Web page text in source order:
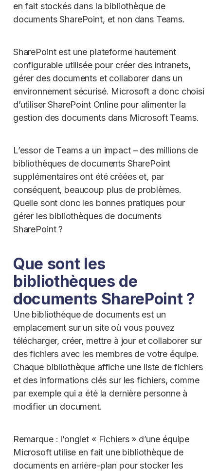
en fait stockés dans la bibliothèque de
documents SharePoint, et non dans Teams.
SharePoint est une plateforme hautement
configurable utilisée pour créer des intranets,
gérer des documents et collaborer dans un
environnement sécurisé. Microsoft a donc choisi
d’utiliser SharePoint Online pour alimenter la
gestion des documents dans Microsoft Teams.
L’essor de Teams a un impact – des millions de
bibliothèques de documents SharePoint
supplémentaires ont été créées et, par
conséquent, beaucoup plus de problèmes.
Quelle sont donc les bonnes pratiques pour
gérer les bibliothèques de documents
SharePoint ?
Que sont les
bibliothèques de
documents SharePoint ?
Une bibliothèque de documents est un
emplacement sur un site où vous pouvez
télécharger, créer, mettre à jour et collaborer sur
des fichiers avec les membres de votre équipe.
Chaque bibliothèque affiche une liste de fichiers
et des informations clés sur les fichiers, comme
par exemple qui a été la dernière personne à
modifier un document.
Remarque : l’onglet « Fichiers » d’une équipe
Microsoft utilise en fait une bibliothèque de
documents en arrière-plan pour stocker les